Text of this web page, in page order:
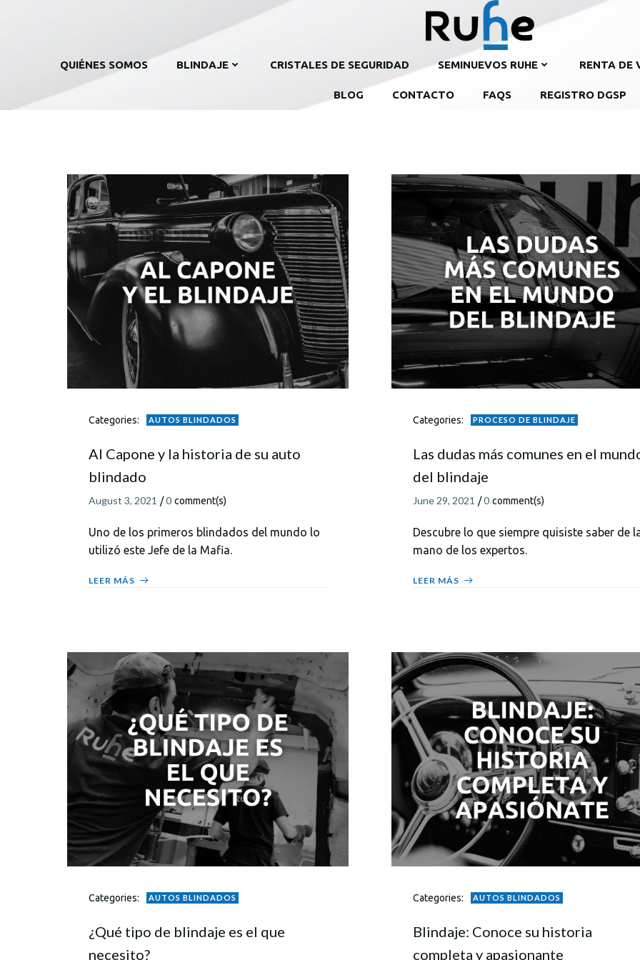
QUIÉNES SOMOS BLINDAJE CRISTALES DE SEGURIDAD SEMINUEVOS RUHE RENTA DE
BLOG CONTACTO FAQS REGISTRO DGSP
Categories: AUTOS BLINDADOS
Al Capone y la historia de su auto
blindado
August 3, 2021 /0 comment(s)
Uno de los primeros blindados del mundo lo
utilizó este Jefe de la Mafia.
LEER MÁS
Categories: PROCESO DE BLINDAJE
Las dudas más comunes en el
del blindaje
June 29, 2021 /0 comment(s)
Descubre lo que siempre quisiste saber de
mano de los expertos.
LEER MÁS
Categories: AUTOS BLINDADOS
¿Qué tipo de blindaje es el que
necesito?
Categories: AUTOS BLINDADOS
Blindaje: Conoce su historia
completa y apasionante